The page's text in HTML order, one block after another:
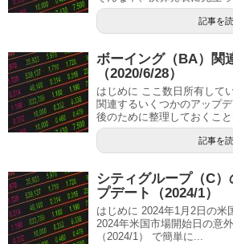
記事を
ボーイング（BA）関
（2020/6/28）
はじめに ここ数日所有して
関連するいくつかのアップ
後のために整理しておくこ
記事を
シティグループ（C
プデート（2024/1）
はじめに 2024年1月2日の米
2024年米国市場開始日の意
（2024/1） で簡単に...